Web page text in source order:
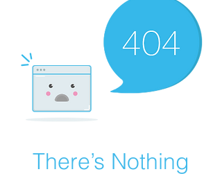
There’s Nothing